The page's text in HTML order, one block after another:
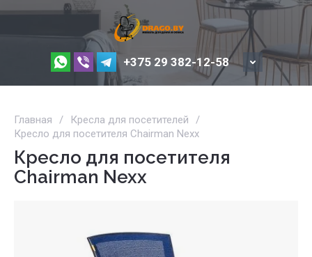
+375 29 382-12-58
Главная / Кресла для посетителей
/
Кресло для посетителя Chairman Nexx
Кресло для посетителя
Chairman Nexx